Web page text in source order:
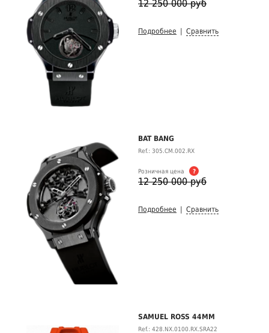
12 250 000 руб
Подробнее Сравнить
BAT BANG
Ref.: 305.CM.002.RX
Розничная цена ?
12 250 000 руб
Подробнее Сравнить
SAMUEL ROSS 44MM
Ref.: 428.NX.0100.RX.SRA22